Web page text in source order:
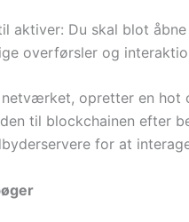
aktiver: Du skal blot
overførsler og
opretter en
til blockchainen efter
for at